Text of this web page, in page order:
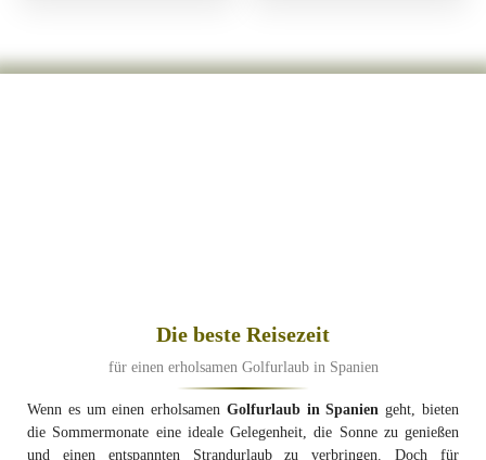
Die beste Reisezeit
für einen erholsamen Golfurlaub in Spanien
Wenn es um einen erholsamen Golfurlaub in Spanien geht, bieten
die Sommermonate eine ideale Gelegenheit, die Sonne zu genießen
und einen entspannten Strandurlaub zu verbringen. Doch für